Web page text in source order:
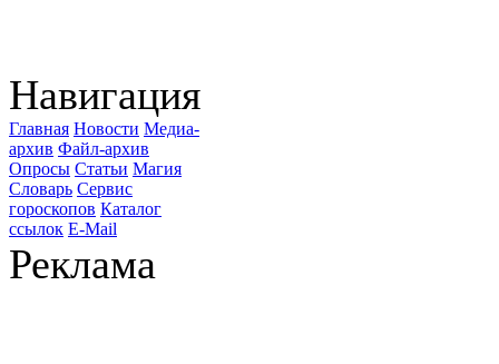
Навигация
Главная Новости Медиа-
архив Файл-архив
Опросы Статьи Магия
Словарь Сервис
гороскопов Каталог
ссылок E-Mail
Реклама